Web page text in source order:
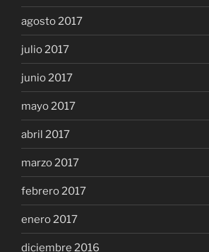
agosto 2017
julio 2017
junio 2017
mayo 2017
abril 2017
marzo 2017
febrero 2017
enero 2017
diciembre 2016